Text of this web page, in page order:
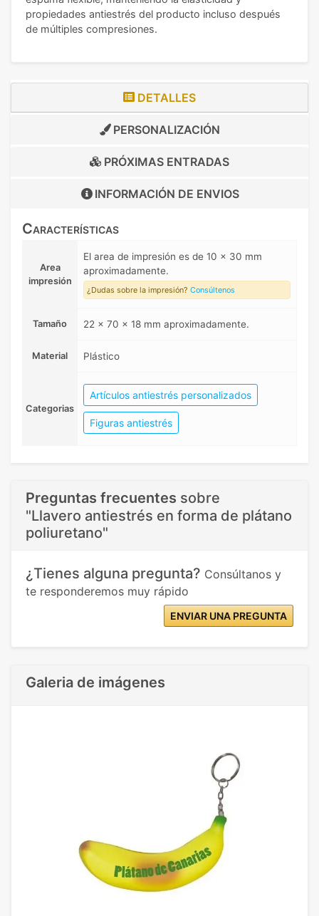
propiedades antiestrés del producto incluso después
de múltiples compresiones.
DETALLES
PERSONALIZACIÓN
PRÓXIMAS ENTRADAS
INFORMACIÓN DE ENVIOS
Características
Area
impresión
El area de impresión es de 10 x 30 mm
aproximadamente.
¿Dudas sobre la impresión? Consúltenos
Tamaño 22 x 70 x 18 mm aproximadamente.
Material Plástico
Categorias
Artículos antiestrés personalizados
Figuras antiestrés
Preguntas frecuentes sobre
"Llavero antiestrés en forma de plátano
poliuretano"
¿Tienes alguna pregunta? Consúltanos y
te responderemos muy rápido
ENVIAR UNA PREGUNTA
Galeria de imágenes